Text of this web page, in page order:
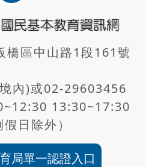
橋區中山路1段161號
內)或02-29603456
13:30~17:30
假日除外）
局單一認證入口